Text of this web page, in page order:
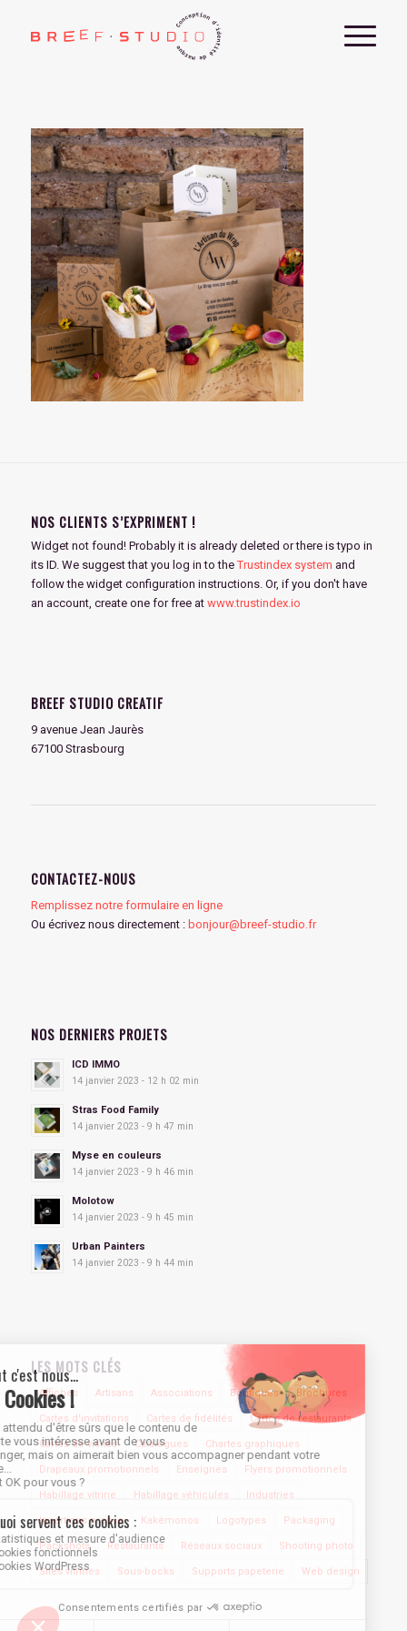
NOS CLIENTS S’EXPRIMENT !
Widget not found! Probably it is already deleted or there is typo in
its ID. We suggest that you log in to theTrustindex system and
follow the widget configuration instructions. Or, if you don't have
an account, create one for free at www.trustindex.io
BREEF STUDIO CREATIF
9 avenue Jean Jaurès
67100 Strasbourg
CONTACTEZ-NOUS
Remplissez notre formulaire en ligne
Ou écrivez nous directement : bonjour@breef-studio.fr
NOS DERNIERS PROJETS
ICD IMMO
14 janvier 2023 - 12 h 02 min
Stras Food Family
14 janvier 2023 - 9 h 47 min
Myse en couleurs
14 janvier 2023 - 9 h 46 min
Molotow
14 janvier 2023 - 9 h 45 min
Urban Painters
14 janvier 2023 - 9 h 44 min
LES MOTS CLÉS
Affiches Artisans Associations Boutiques Brochures
Cartes d'invitations Cartes de fidélités Cartes de restaurants
Cartes de visites Catalogues Chartes graphiques
Drapeaux promotionnels Enseignes Flyers promotionnels
Habillage vitrine Habillage véhicules Industries
Insertions presse Kakémonos Logotypes Packaging
Packshots Restaurants Réseaux sociaux Shooting photo
Sites vitrines Sous-bocks Supports papeterie Web design